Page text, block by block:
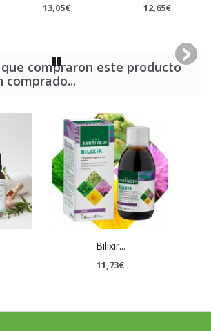
13,05€ 12,65€
compraron este producto
comprado...
Bilixir...
11,73€